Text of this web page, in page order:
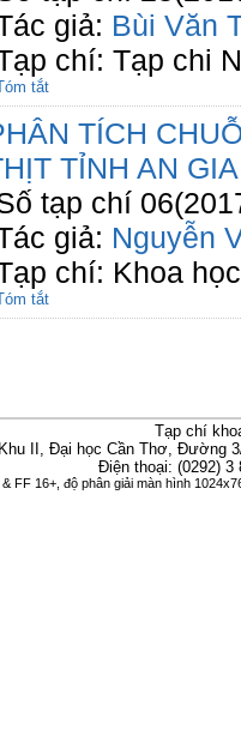
giả: Bùi Văn
chí: Tạp chi
tắt
TÍCH
TỈNH AN
tạp chí
giả: Nguyễn
chí: Khoa
tắt
Tạp chí
Khu II, Đại học Cần Thơ, Đường
Điện thoại: (0292)
FF 16+, độ phân giải màn hình